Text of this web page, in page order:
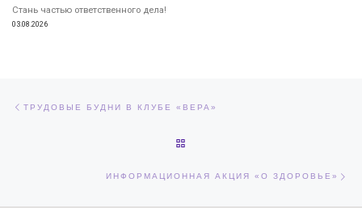
Стань частью ответственного дела!
03.08.2026
ТРУДОВЫЕ БУДНИ В КЛУБЕ «ВЕРА»
ИНФОРМАЦИОННАЯ АКЦИЯ «О ЗДОРОВЬЕ»